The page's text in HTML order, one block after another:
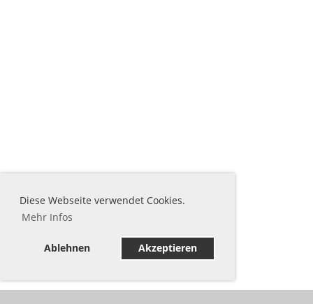
Diese Webseite verwendet Cookies.
Mehr Infos
Ablehnen Akzeptieren